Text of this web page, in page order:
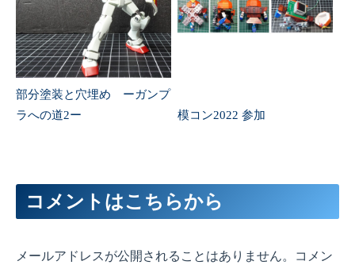
部分塗装と穴埋め ーガンプ
ラへの道2ー
模コン2022 参加
コメントはこちらから
メールアドレスが公開されることはありません。コメン